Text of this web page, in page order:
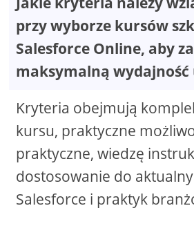
przy wyborze kursów
Salesforce Online, aby
maksymalną wydajność
Kryteria obejmują
kursu, praktyczne
praktyczne, wiedzę
dostosowanie do
Salesforce i praktyk